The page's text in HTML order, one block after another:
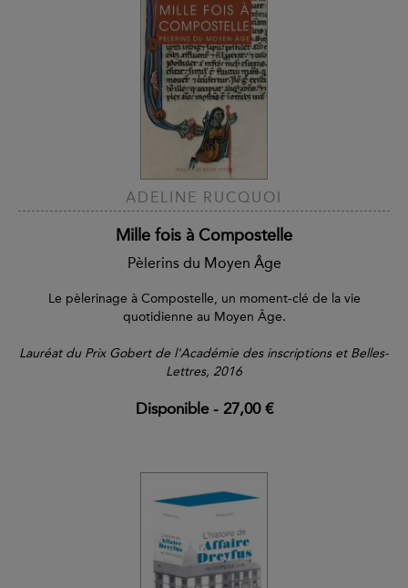
ADELINE RUCQUOI
Mille fois à Compostelle
Pèlerins du Moyen Âge
Le pèlerinage à Compostelle, un moment-clé de la vie
quotidienne au Moyen Âge.
Lauréat du Prix Gobert de l'Académie des inscriptions et Belles-
Lettres, 2016
Disponible- 27,00 €